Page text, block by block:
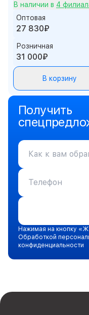
В наличии в 4
Оптовая
27 830₽
Розничная
31 000₽
В корзину
Получить
Нажимая на кнопку
Обработкой
конфиденциальности